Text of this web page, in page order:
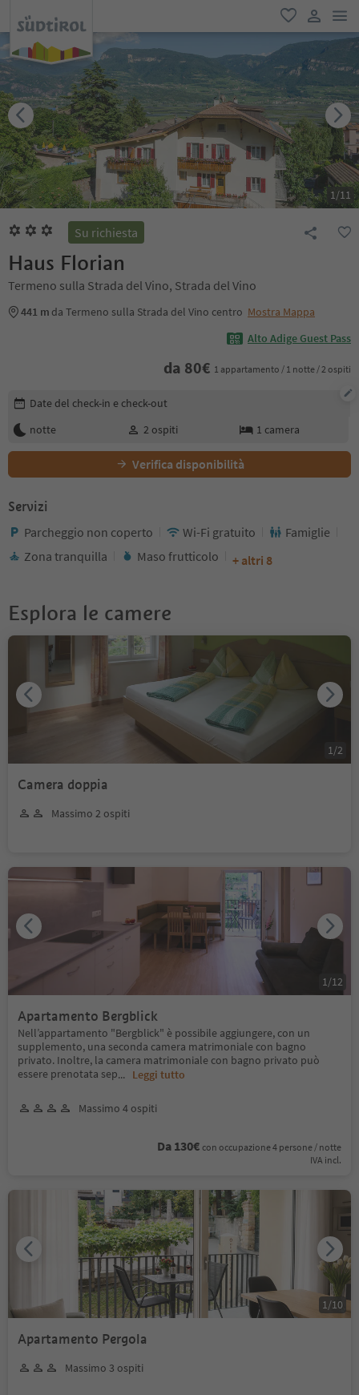
favoriti
user link
1/11
Su richiesta
Haus Florian
Termeno sulla Strada del Vino, Strada del Vino
441 m da Termeno sulla Strada del Vino centro Mostra Mappa
Alto Adige Guest Pass
da 80€ 1 appartamento / 1 notte / 2 ospiti
Modifica i dettagli della prenotazione
Date del check-in e check-out
notte
2 ospiti 1 camera
Verifica disponibilità
Servizi
Parcheggio non coperto Wi-Fi gratuito
Famiglie
Zona tranquilla
Maso frutticolo + altri 8
Esplora le camere
Camera doppia
Massimo 2 ospiti
1 /2
Apartamento Bergblick
Nell’appartamento "Bergblick" è possibile aggiungere, con un
supplemento, una seconda camera matrimoniale con bagno
privato. Inoltre, la camera matrimoniale con bagno privato può
essere prenotata sep... Leggi tutto
Massimo 4 ospiti
Da 130€ con occupazione 4 persone / notte
IVA incl.
1 /12
Apartamento Pergola
Massimo 3 ospiti
1 /10